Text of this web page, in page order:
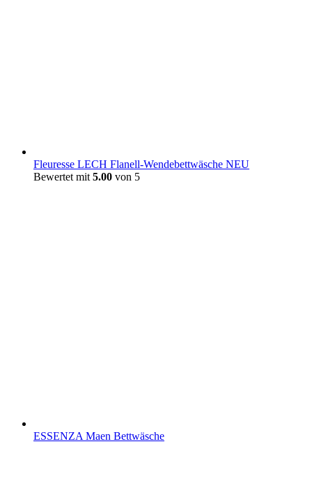
Fleuresse LECH Flanell-Wendebettwäsche NEU
Bewertet mit 5.00 von 5
ESSENZA Maen Bettwäsche